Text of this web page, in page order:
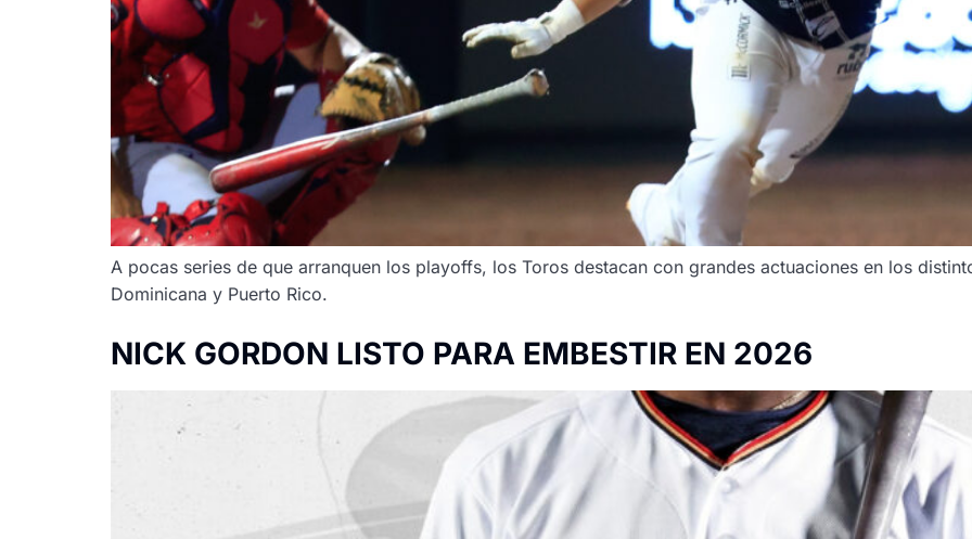
A pocas series de que arranquen los playoffs, los Toros destacan con grandes actuaciones en los
Dominicana y Puerto Rico.
NICK GORDON LISTO PARA EMBESTIR EN 2026